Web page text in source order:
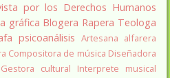
por los Derechos Humanos
gráfica Blogera Rapera Teologa
psicoanálisis Artesana alfarera
Compositora de música Diseñadora
Gestora cultural
Interprete musical